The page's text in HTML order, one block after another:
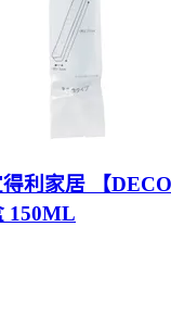
利家居 【
150ML